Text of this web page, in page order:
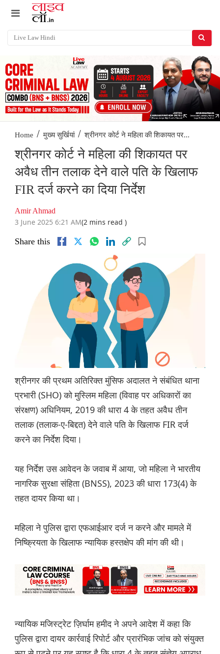
Home / मुख्य सुर्खियां / श्रीनगर कोर्ट ने महिला की शिकायत पर...
श्रीनगर कोर्ट ने महिला की शिकायत पर
अवैध तीन तलाक देने वाले पति के खिलाफ
FIR दर्ज करने का दिया निर्देश
Amir Ahmad
3 June 2025 6:21 AM(2 mins read )
Share this
श्रीनगर की प्रथम अतिरिक्त मुंसिफ अदालत ने संबंधित थाना
प्रभारी (SHO) को मुस्लिम महिला (विवाह पर अधिकारों का
संरक्षण) अधिनियम, 2019 की धारा 4 के तहत अवैध तीन
तलाक (तलाक-ए-बिद्दत) देने वाले पति के खिलाफ FIR दर्ज
करने का निर्देश दिया।
यह निर्देश उस आवेदन के जवाब में आया, जो महिला ने भारतीय
नागरिक सुरक्षा संहिता (BNSS), 2023 की धारा 173(4) के
तहत दायर किया था।
महिला ने पुलिस द्वारा एफआईआर दर्ज न करने और मामले में
निष्क्रियता के खिलाफ न्यायिक हस्तक्षेप की मांग की थी।
न्यायिक मजिस्ट्रेट ज़िर्घाम हमीद ने अपने आदेश में कहा कि
पुलिस द्वारा दायर कार्रवाई रिपोर्ट और प्रारंभिक जांच को संयुक्त